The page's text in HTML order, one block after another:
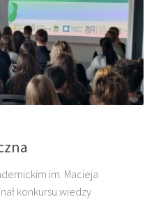
im. Macieja
konkursu wiedzy